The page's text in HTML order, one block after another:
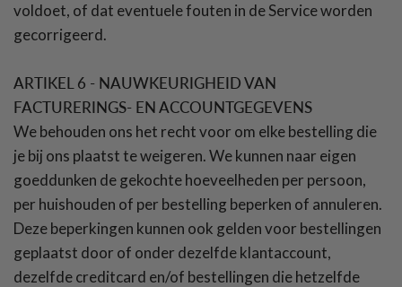
voldoet, of dat eventuele fouten in de Service worden
gecorrigeerd.
ARTIKEL 6 - NAUWKEURIGHEID VAN
FACTURERINGS- EN ACCOUNTGEGEVENS
We behouden ons het recht voor om elke bestelling die
je bij ons plaatst te weigeren. We kunnen naar eigen
goeddunken de gekochte hoeveelheden per persoon,
per huishouden of per bestelling beperken of annuleren.
Deze beperkingen kunnen ook gelden voor bestellingen
geplaatst door of onder dezelfde klantaccount,
dezelfde creditcard en/of bestellingen die hetzelfde